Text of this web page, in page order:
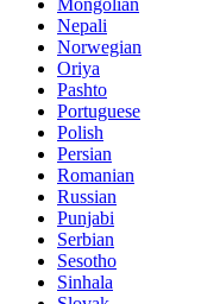
Mongolian
Nepali
Norwegian
Oriya
Pashto
Portuguese
Polish
Persian
Romanian
Russian
Punjabi
Serbian
Sesotho
Sinhala